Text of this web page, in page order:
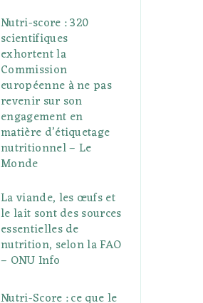
Nutri-score : 320
scientifiques
exhortent la
Commission
européenne à ne pas
revenir sur son
engagement en
matière d’étiquetage
nutritionnel – Le
Monde
La viande, les œufs et
le lait sont des sources
essentielles de
nutrition, selon la FAO
– ONU Info
Nutri-Score : ce que le